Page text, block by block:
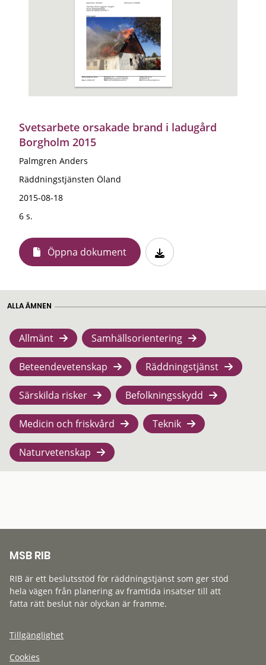
Svetsarbete orsakade brand i ladugård
Borgholm 2015
Palmgren Anders
Räddningstjänsten Öland
2015-08-18
6 s.
Öppna dokument
ALLA ÄMNEN
Allmänt Samhällsorientering
Beteendevetenskap Räddningstjänst
Särskilda risker Befolkningsskydd
Medicin och friskvård Teknik
Naturvetenskap
MSB RIB
RIB är ett beslutsstöd för räddningstjänst som ger stöd
hela vägen från planering av framtida insatser till att
fatta rätt beslut när olyckan är framme.
Tillgänglighet
Cookies